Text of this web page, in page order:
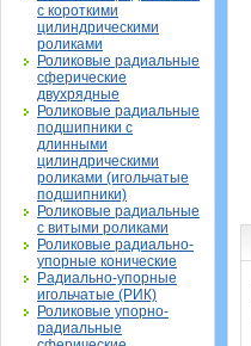
с короткими
цилиндрическими
роликами
Роликовые радиальные
сферические
двухрядные
Роликовые радиальные
подшипники с
длинными
цилиндрическими
роликами (игольчатые
подшипники)
Роликовые радиальные
с витыми роликами
Роликовые радиально-
упорные конические
Радиально-упорные
игольчатые (РИК)
Роликовые упорно-
радиальные